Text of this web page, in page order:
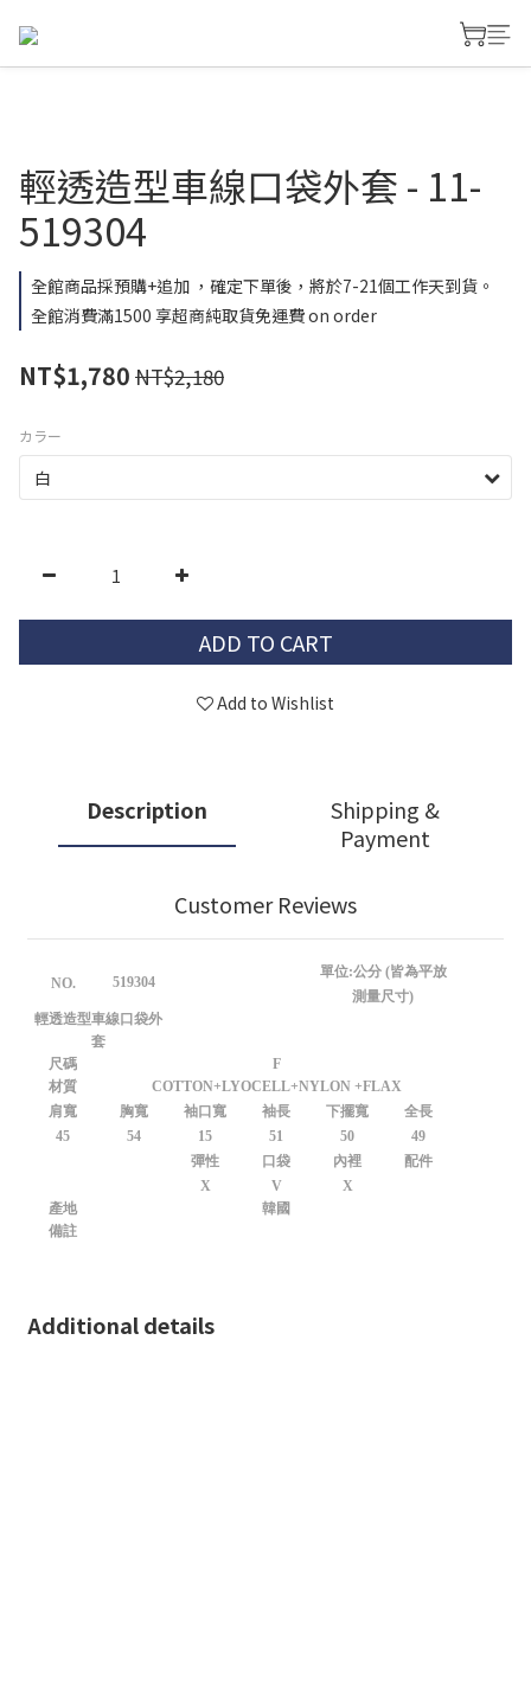
輕透造型車線口袋外套 - 11-
519304
全館商品採預購+追加 ，確定下單後，將於7-21個工作天到貨。
全館消費滿1500 享超商純取貨免運費 on order
NT$1,780 NT$2,180
カラー
ADD TO CART
Add to Wishlist
Description
Shipping &
Payment
Customer Reviews
NO. 519304
單位:公分 (皆為平放
測量尺寸)
輕透造型車線口袋外
套
尺碼
F
材質
COTTON+LYOCELL+NYLON +FLAX
肩寬
胸寬 袖口寬 袖長 下擺寬
全長
45
54 15 51 50
49
彈性
口袋 內裡
配件
X
V
X
產地
韓國
備註
Additional details